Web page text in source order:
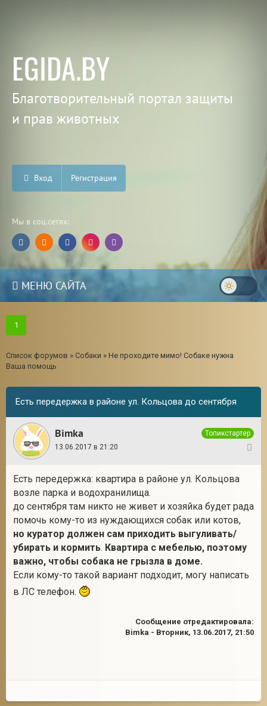
EGIDA.BY
Благотворительный портал защиты
и прав животных
Вход Регистрация
Мы в соц.сетях:
МЕНЮ САЙТА
1
Список форумов » Собаки » Не проходите мимо! Собаке нужна
Ваша помощь
Есть передержка в районе ул. Кольцова до сентября
Bimka
Топикстартер
13.06.2017 в 21:20
Есть передержка: квартира в районе ул. Кольцова
возле парка и водохранилища.
до сентября там никто не живет и хозяйка будет рада
помочь кому-то из нуждающихся собак или котов,
но куратор должен сам приходить выгуливать/
убирать и кормить. Квартира с мебелью, поэтому
важно, чтобы собака не грызла в доме.
Если кому-то такой вариант подходит, могу написать
в ЛС телефон.
Сообщение отредактировала:
Bimka - Вторник, 13.06.2017, 21:50